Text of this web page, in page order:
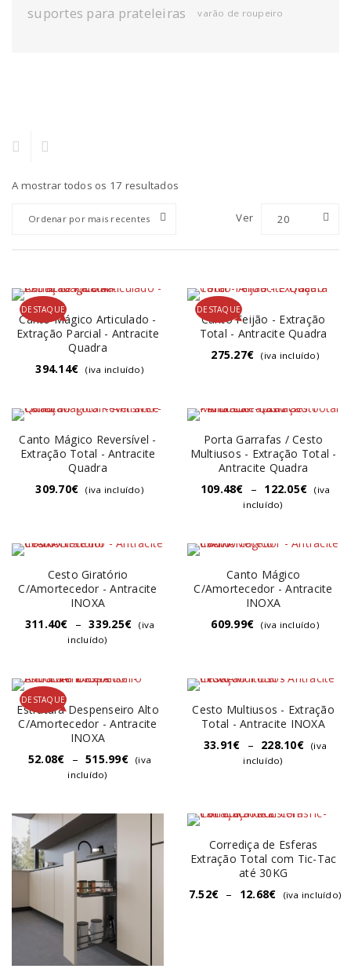
suportes para prateleiras varão de roupeiro
A mostrar todos os 17 resultados
Ordenar por mais recentes Ver 20
DESTAQUE
Canto Mágico Articulado -
Extração Parcial - Antracite
Quadra
394.14€ (iva incluído)
DESTAQUE
Canto Feijão - Extração
Total - Antracite Quadra
275.27€ (iva incluído)
Canto Mágico Reversível -
Extração Total - Antracite
Quadra
309.70€ (iva incluído)
Porta Garrafas / Cesto
Multiusos - Extração Total -
Antracite Quadra
109.48€ – 122.05€
(iva
incluído)
Cesto Giratório
C/Amortecedor - Antracite
INOXA
311.40€ – 339.25€
(iva
incluído)
Canto Mágico
C/Amortecedor - Antracite
INOXA
609.99€ (iva incluído)
DESTAQUE
Estrutura Despenseiro Alto
C/Amortecedor - Antracite
INOXA
52.08€ – 515.99€
(iva
incluído)
Cesto Multiusos - Extração
Total - Antracite INOXA
33.91€ – 228.10€
(iva
incluído)
Corrediça de Esferas
Extração Total com Tic-Tac
até 30KG
7.52€ – 12.68€ (iva incluído)